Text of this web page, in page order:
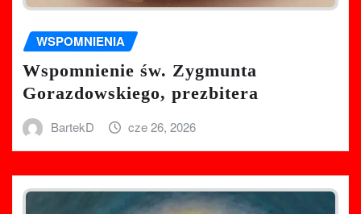
WSPOMNIENIA
Wspomnienie św. Zygmunta
Gorazdowskiego, prezbitera
BartekD cze 26, 2026